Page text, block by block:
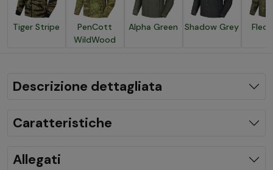
Tiger Stripe
PenCott
WildWood
Alpha Green Shadow Grey
Descrizione dettagliata
Caratteristiche
Allegati